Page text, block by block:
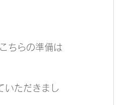
ちらの準備は
いただきまし